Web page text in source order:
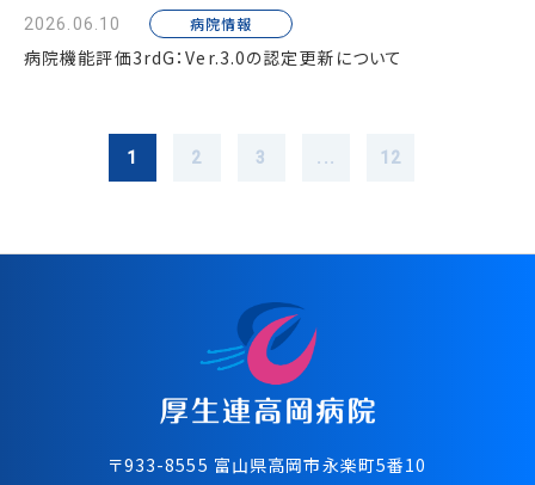
2026.06.10 病院情報
病院機能評価3rdG：Ver.3.0の認定更新について
1 2 3 ... 12
〒933-8555 富⼭県⾼岡市永楽町5番10